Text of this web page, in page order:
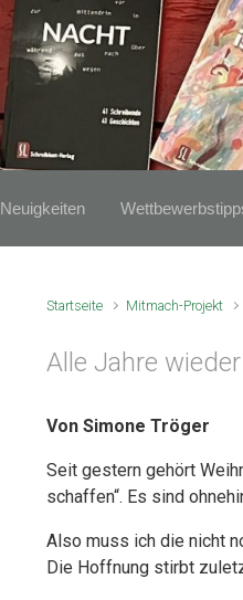
Neuigkeiten
Startseite Mitmach-Projekt
Alle Jahre wieder
Von Simone Tröger
Seit gestern gehört
schaffen“. Es sind
Also muss ich die nicht
Die Hoffnung stirbt